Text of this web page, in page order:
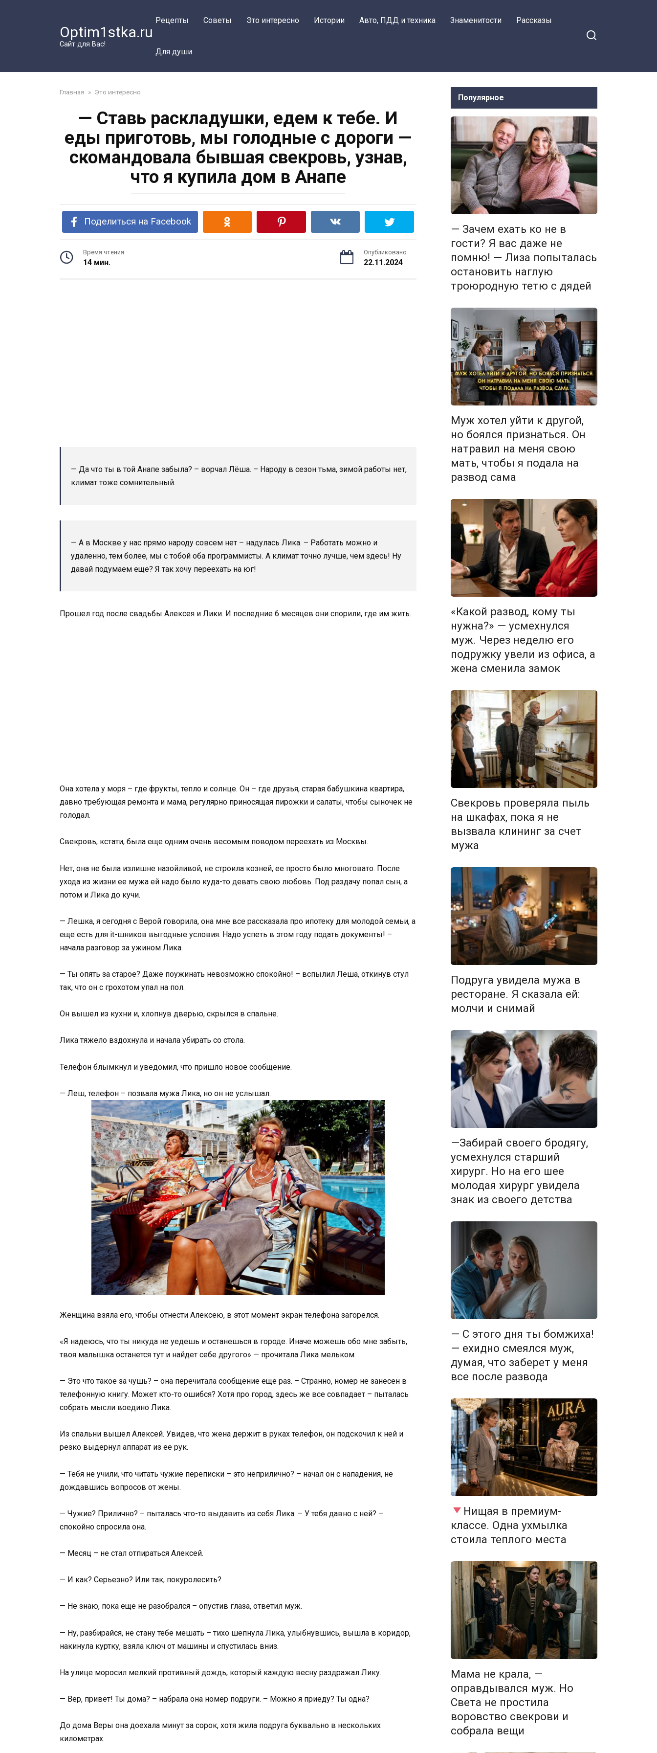
Optim1stka.ru
Сайт для Вас!
Рецепты Советы Это интересно Истории Авто, ПДД и техника Знаменитости Рассказы
Для души
Главная » Это интересно
— Ставь раскладушки, едем к тебе. И
еды приготовь, мы голодные с дороги —
скомандовала бывшая свекровь, узнав,
что я купила дом в Анапе
Поделиться на Facebook
Время чтения
14 мин.
Опубликовано
22.11.2024
— Да что ты в той Анапе забыла? – ворчал Лёша. – Народу в сезон тьма, зимой работы нет,
климат тоже сомнительный.
— А в Москве у нас прямо народу совсем нет – надулась Лика. – Работать можно и
удаленно, тем более, мы с тобой оба программисты. А климат точно лучше, чем здесь! Ну
давай подумаем еще? Я так хочу переехать на юг!
Прошел год после свадьбы Алексея и Лики. И последние 6 месяцев они спорили, где им жить.
Она хотела у моря – где фрукты, тепло и солнце. Он – где друзья, старая бабушкина квартира,
давно требующая ремонта и мама, регулярно приносящая пирожки и салаты, чтобы сыночек не
голодал.
Свекровь, кстати, была еще одним очень весомым поводом переехать из Москвы.
Нет, она не была излишне назойливой, не строила козней, ее просто было многовато. После
ухода из жизни ее мужа ей надо было куда-то девать свою любовь. Под раздачу попал сын, а
потом и Лика до кучи.
— Лешка, я сегодня с Верой говорила, она мне все рассказала про ипотеку для молодой семьи, а
еще есть для it-шников выгодные условия. Надо успеть в этом году подать документы! –
начала разговор за ужином Лика.
— Ты опять за старое? Даже поужинать невозможно спокойно! – вспылил Леша, откинув стул
так, что он с грохотом упал на пол.
Он вышел из кухни и, хлопнув дверью, скрылся в спальне.
Лика тяжело вздохнула и начала убирать со стола.
Телефон блымкнул и уведомил, что пришло новое сообщение.
— Леш, телефон – позвала мужа Лика, но он не услышал.
Женщина взяла его, чтобы отнести Алексею, в этот момент экран телефона загорелся.
«Я надеюсь, что ты никуда не уедешь и останешься в городе. Иначе можешь обо мне забыть,
твоя малышка останется тут и найдет себе другого» — прочитала Лика мельком.
— Это что такое за чушь? – она перечитала сообщение еще раз. – Странно, номер не занесен в
телефонную книгу. Может кто-то ошибся? Хотя про город, здесь же все совпадает – пыталась
собрать мысли воедино Лика.
Из спальни вышел Алексей. Увидев, что жена держит в руках телефон, он подскочил к ней и
резко выдернул аппарат из ее рук.
— Тебя не учили, что читать чужие переписки – это неприлично? – начал он с нападения, не
дождавшись вопросов от жены.
— Чужие? Прилично? – пыталась что-то выдавить из себя Лика. – У тебя давно с ней? –
спокойно спросила она.
— Месяц – не стал отпираться Алексей.
— И как? Серьезно? Или так, покуролесить?
— Не знаю, пока еще не разобрался – опустив глаза, ответил муж.
— Ну, разбирайся, не стану тебе мешать – тихо шепнула Лика, улыбнувшись, вышла в коридор,
накинула куртку, взяла ключ от машины и спустилась вниз.
На улице моросил мелкий противный дождь, который каждую весну раздражал Лику.
— Вер, привет! Ты дома? – набрала она номер подруги. – Можно я приеду? Ты одна?
До дома Веры она доехала минут за сорок, хотя жила подруга буквально в нескольких
километрах.
Популярное
— Зачем ехать ко не в
гости? Я вас даже не
помню! — Лиза попыталась
остановить наглую
троюродную тетю с дядей
Муж хотел уйти к другой,
но боялся признаться. Он
натравил на меня свою
мать, чтобы я подала на
развод сама
«Какой развод, кому ты
нужна?» — усмехнулся
муж. Через неделю его
подружку увели из офиса, а
жена сменила замок
Свекровь проверяла пыль
на шкафах, пока я не
вызвала клининг за счет
мужа
Подруга увидела мужа в
ресторане. Я сказала ей:
молчи и снимай
—Забирай своего бродягу,
усмехнулся старший
хирург. Но на его шее
молодая хирург увидела
знак из своего детства
— С этого дня ты бомжиха!
— ехидно смеялся муж,
думая, что заберет у меня
все после развода
Нищая в премиум-
классе. Одна ухмылка
стоила теплого места
Мама не крала, —
оправдывался муж. Но
Света не простила
воровство свекрови и
собрала вещи
и институт, сейчас